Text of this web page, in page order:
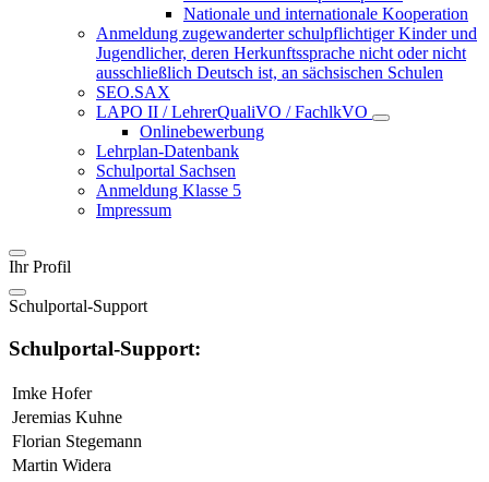
Nationale und internationale Kooperation
Anmeldung zugewanderter schulpflichtiger Kinder und
Jugendlicher, deren Herkunftssprache nicht oder nicht
ausschließlich Deutsch ist, an sächsischen Schulen
SEO.SAX
LAPO II / LehrerQualiVO / FachlkVO
Onlinebewerbung
Lehrplan-Datenbank
Schulportal Sachsen
Anmeldung Klasse 5
Impressum
Ihr Profil
Schulportal-Support
Schulportal-Support:
Imke Hofer
Jeremias Kuhne
Florian Stegemann
Martin Widera